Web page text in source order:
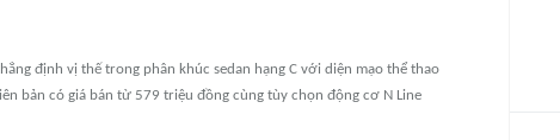
định vị thế trong phân khúc sedan hạng C với diện mạo thể thao
bản có giá bán từ 579 triệu đồng cùng tùy chọn động cơ N Line